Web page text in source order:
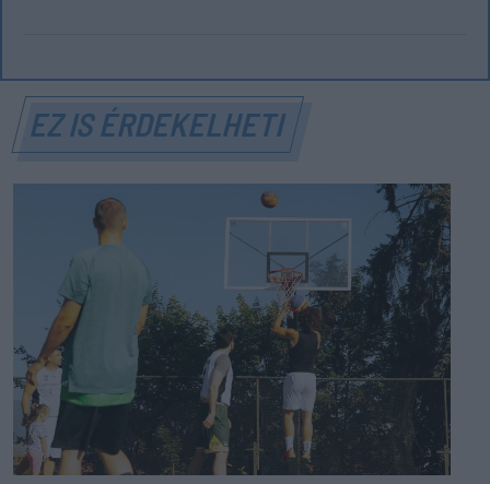
EZ IS ÉRDEKELHETI